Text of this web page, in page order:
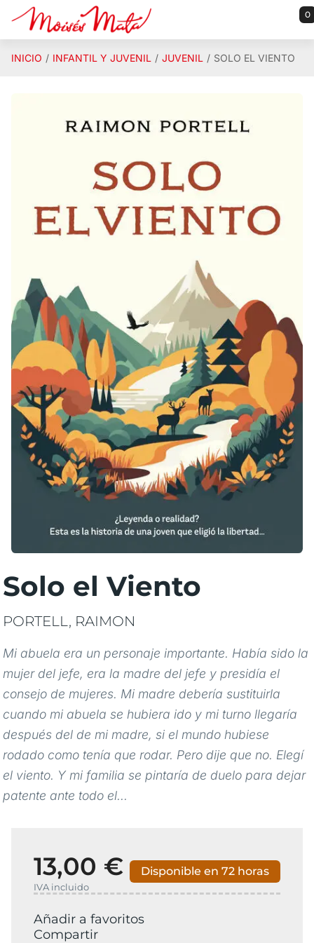
Saltar al contenido principal 0
INICIO INFANTIL Y JUVENIL JUVENIL SOLO EL VIENTO
Solo el Viento
PORTELL, RAIMON
Mi abuela era un personaje importante. Había sido la
mujer del jefe, era la madre del jefe y presidía el
consejo de mujeres. Mi madre debería sustituirla
cuando mi abuela se hubiera ido y mi turno llegaría
después del de mi madre, si el mundo hubiese
rodado como tenía que rodar. Pero dije que no. Elegí
el viento. Y mi familia se pintaría de duelo para dejar
patente ante todo el...
13,00 €
IVA incluido
Disponible en 72 horas
Añadir a favoritos
Compartir